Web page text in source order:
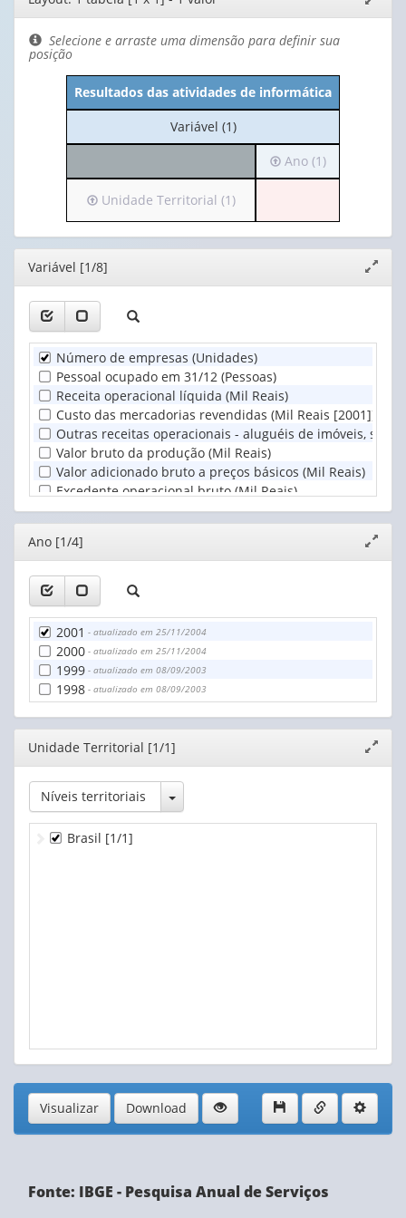
de
layout
janela
Selecione e arraste uma dimensão para definir sua
posição
Resultados das atividades de informática
No
cabeçalho:
(1)
Variável (1)
Irá
para
(possui
apenas
valor):
(1)
Ano (1)
Irá
para
o
cabeçalho
(possui
apenas
1
valor):
Unidade
Territorial
(1)
Unidade Territorial (1)
Editor
janela
Variável [1/8]
Número de empresas (Unidades)
Pessoal ocupado em 31/12 (Pessoas)
Receita operacional líquida (Mil Reais)
Custo das mercadorias revendidas (Mil Reais [2001])
Outras receitas operacionais - aluguéis de imóveis,
Valor bruto da produção (Mil Reais)
Valor adicionado bruto a preços básicos (Mil Reais)
Excedente operacional bruto (Mil Reais)
Editor
janela
Ano [1/4]
2001 - atualizado em 25/11/2004
2000 - atualizado em 25/11/2004
1999 - atualizado em 08/09/2003
1998 - atualizado em 08/09/2003
Editor
janela
Unidade Territorial [1/1]
Níveis territoriais Toggle Dropdown
Brasil [1/1]
Visualizar Download
Fonte: IBGE - Pesquisa Anual de Serviços